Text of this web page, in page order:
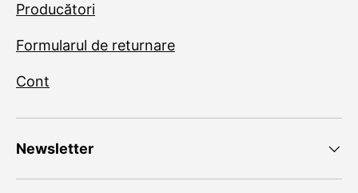
Producători
Formularul de returnare
Cont
Newsletter